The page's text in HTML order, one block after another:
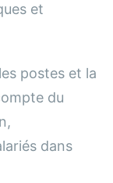
et
postes et la
du
dans